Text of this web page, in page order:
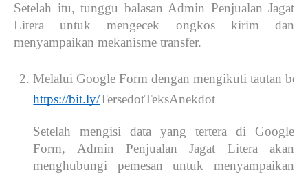
Setelah itu, tunggu balasan Admin Penjualan Jagat
Litera untuk mengecek ongkos kirim dan
menyampaikan mekanisme transfer.
Melalui Google Form dengan mengikuti tautan
https://bit.ly/TersedotTeksAnekdot
Setelah mengisi data yang tertera di Google
Form, Admin Penjualan Jagat Litera akan
menghubungi pemesan untuk menyampaikan